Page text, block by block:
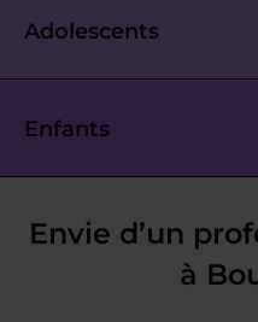
Adolescents
Enfants
Envie d’un
à